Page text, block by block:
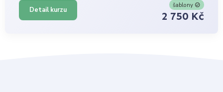
Detail kurzu
šablony
2 750 Kč